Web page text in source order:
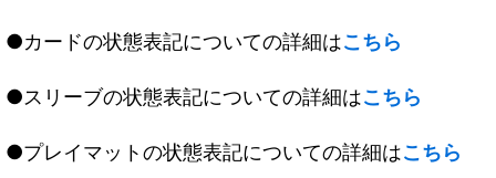
●カードの状態表記についての詳細はこちら
●スリーブの状態表記についての詳細はこちら
●プレイマットの状態表記についての詳細はこちら